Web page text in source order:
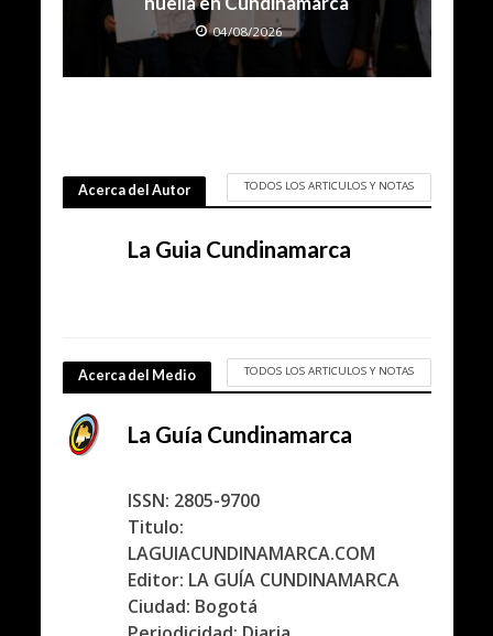
04/08/2026
Acerca del Autor TODOS LOS ARTICULOS Y NOTAS
La Guia Cundinamarca
Acerca del Medio TODOS LOS ARTICULOS Y NOTAS
La Guía Cundinamarca
ISSN: 2805-9700
Titulo:
LAGUIACUNDINAMARCA.COM
Editor: LA GUÍA CUNDINAMARCA
Ciudad: Bogotá